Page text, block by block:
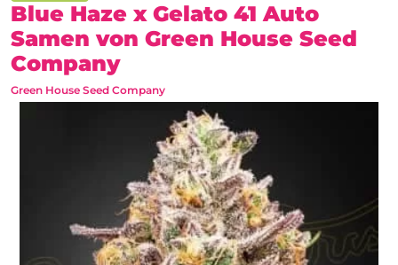
Blue Haze x Gelato 41 Auto
Samen von Green House Seed
Company
Green House Seed Company